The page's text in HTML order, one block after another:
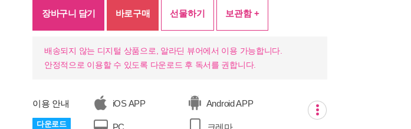
장바구니 담기 바로구매 선물하기 보관함 +
배송되지 않는 디지털 상품으로, 알라딘 뷰어에서 이용 가능합니다.
안정적으로 이용할 수 있도록 다운로드 후 독서를 권합니다.
이용 안내
다운로드
iOS APP Android APP